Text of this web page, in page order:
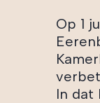
Op 1
In dat